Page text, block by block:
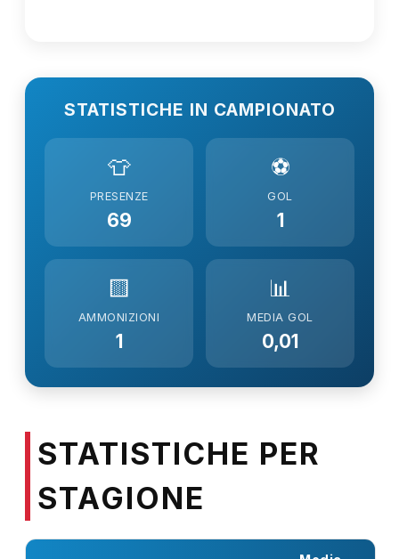
STATISTICHE IN CAMPIONATO
👕
PRESENZE
69
⚽
GOL
1
🟨
AMMONIZIONI
1
📊
MEDIA GOL
0,01
STATISTICHE PER
STAGIONE